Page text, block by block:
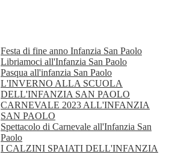
Festa di fine anno Infanzia San Paolo
Libriamoci all'Infanzia San Paolo
Pasqua all'infanzia San Paolo
L'INVERNO ALLA SCUOLA
DELL'INFANZIA SAN PAOLO
CARNEVALE 2023 ALL'INFANZIA
SAN PAOLO
Spettacolo di Carnevale all'Infanzia San
Paolo
I CALZINI SPAIATI DELL'INFANZIA